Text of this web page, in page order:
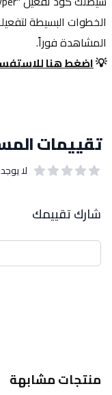
المشاهدة فوراً.
💡 اضغط هنا
تقييمات
لا
شارك تقييمك
منتجات مشابهة